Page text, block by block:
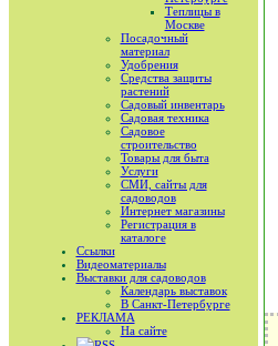
Теплицы в
Москве
Посадочный
материал
Удобрения
Средства защиты
растений
Садовый инвентарь
Садовая техника
Садовое
строительство
Товары для быта
Услуги
СМИ, сайты для
садоводов
Интернет магазины
Регистрация в
каталоге
Ссылки
Видеоматериалы
Выставки для садоводов
Календарь выставок
В Санкт-Петербурге
РЕКЛАМА
На сайте